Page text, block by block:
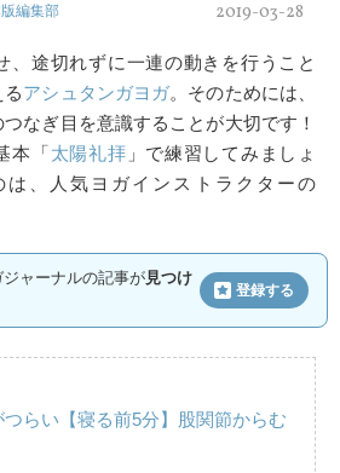
編集部 2019-03-28
、途切れずに一連の動きを行うこと
アシュタンガヨガ。そのためには、
つなぎ目を意識することが大切です！
本「太陽礼拝 」で練習してみましょ
は、人気ヨガインストラクターの
ャーナルの記事が見つけ
登録する
らい【寝る前5分】股関節からむ